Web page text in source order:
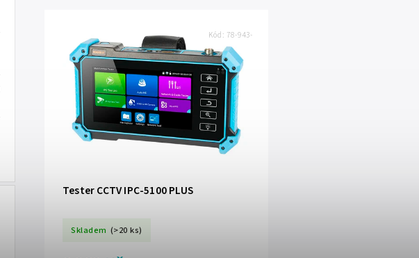
Tester CCTV IPC-5100 PLUS
Skladem (>20 ks)
Kód: 78-943-